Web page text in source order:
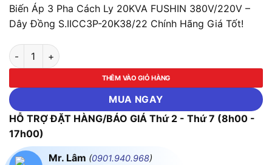
Biến Áp 3 Pha Cách Ly 20KVA FUSHIN 380V/220V –
Dây Đồng S.IICC3P-20K38/22 Chính Hãng Giá Tốt!
Biến Áp 3 Pha Cách Ly 20KVA FUSHIN 380V/220V - Dây
THÊM VÀO GIỎ HÀNG
MUA NGAY
HỖ TRỢ ĐẶT HÀNG/BÁO GIÁ Thứ 2 - Thứ 7 (8h00 -
17h00)
Mr. Lâm (0901.940.968)